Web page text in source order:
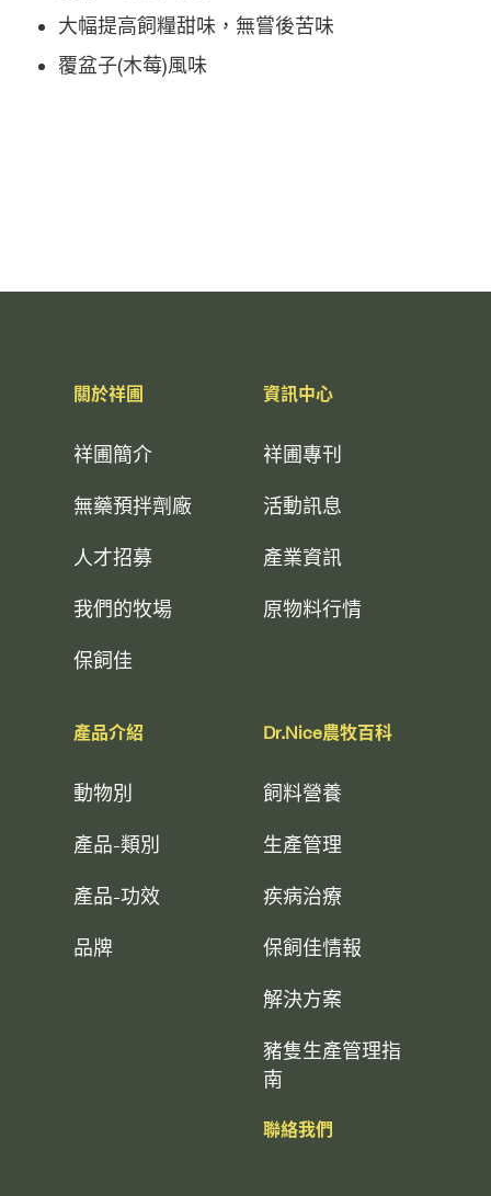
大幅提高飼糧甜味，無嘗後苦味
覆盆子(木莓)風味
關於祥圃
祥圃簡介
無藥預拌劑廠
人才招募
我們的牧場
保飼佳
資訊中心
祥圃專刊
活動訊息
產業資訊
原物料行情
產品介紹
動物別
產品-類別
產品-功效
品牌
Dr.Nice農牧百科
飼料營養
生產管理
疾病治療
保飼佳情報
解決方案
豬隻生產管理指
南
聯絡我們